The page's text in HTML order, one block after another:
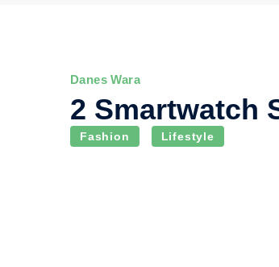
Danes Wara
2 Smartwatch
Fashion Lifestyle